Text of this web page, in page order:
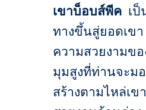
เขาบ็อบส์พีคเป็
ทางขึ้นสู่ยอดเข
ความสวยงามข
มุมสูงที่ท่านจะม
สร้างตามไหล่เ